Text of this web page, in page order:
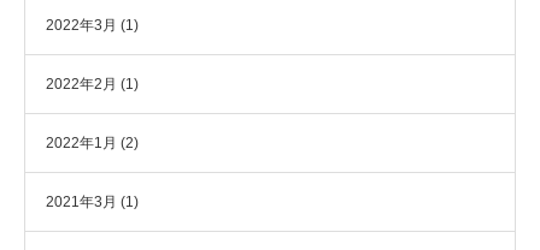
2022年3月 (1)
2022年2月 (1)
2022年1月 (2)
2021年3月 (1)